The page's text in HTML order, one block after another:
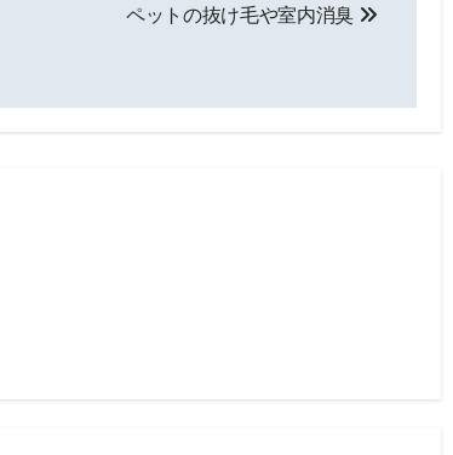
ペットの抜け毛や室内消臭